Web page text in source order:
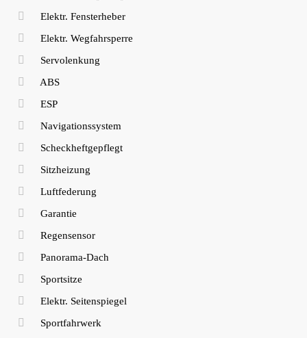
Elektr. Fensterheber
Elektr. Wegfahrsperre
Servolenkung
ABS
ESP
Navigationssystem
Scheckheftgepflegt
Sitzheizung
Luftfederung
Garantie
Regensensor
Panorama-Dach
Sportsitze
Elektr. Seitenspiegel
Sportfahrwerk